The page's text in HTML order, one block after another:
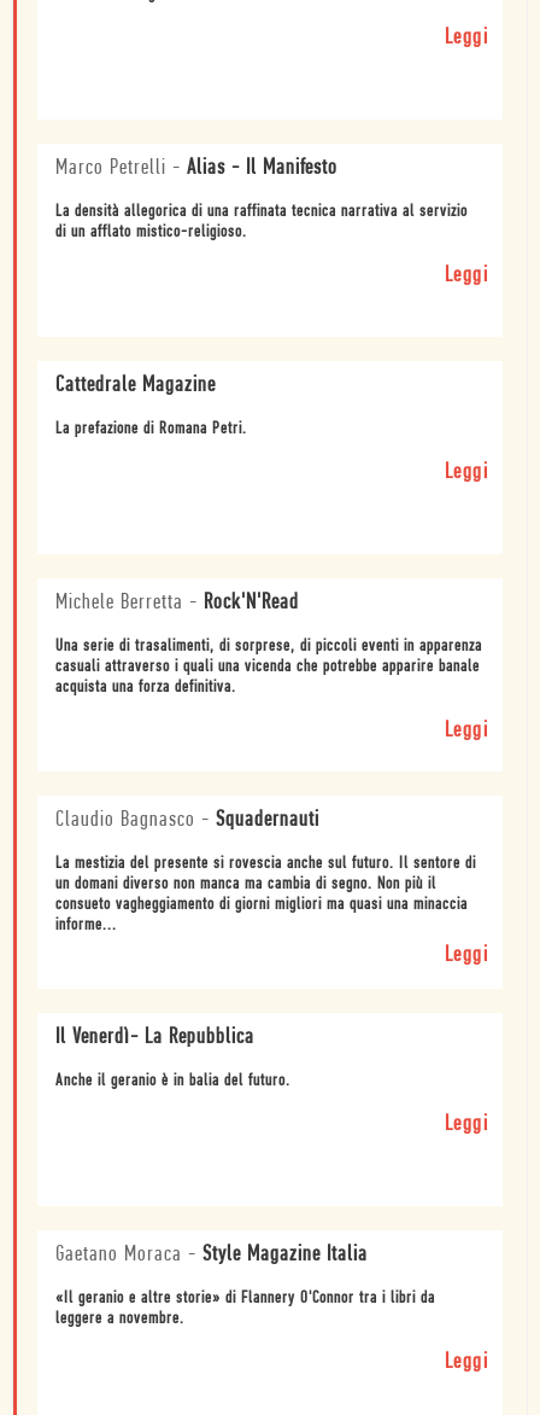
Leggi
Marco Petrelli - Alias - Il Manifesto
La densità allegorica di una raffinata tecnica narrativa al servizio
di un afflato mistico-religioso.
Leggi
Cattedrale Magazine
La prefazione di Romana Petri.
Leggi
Michele Berretta - Rock'N'Read
Una serie di trasalimenti, di sorprese, di piccoli eventi in apparenza
casuali attraverso i quali una vicenda che potrebbe apparire banale
acquista una forza definitiva.
Leggi
Claudio Bagnasco - Squadernauti
La mestizia del presente si rovescia anche sul futuro. Il sentore di
un domani diverso non manca ma cambia di segno. Non più il
consueto vagheggiamento di giorni migliori ma quasi una minaccia
informe...
Leggi
Il Venerdì- La Repubblica
Anche il geranio è in balia del futuro.
Leggi
Gaetano Moraca - Style Magazine Italia
«Il geranio e altre storie» di Flannery O'Connor tra i libri da
leggere a novembre.
Leggi